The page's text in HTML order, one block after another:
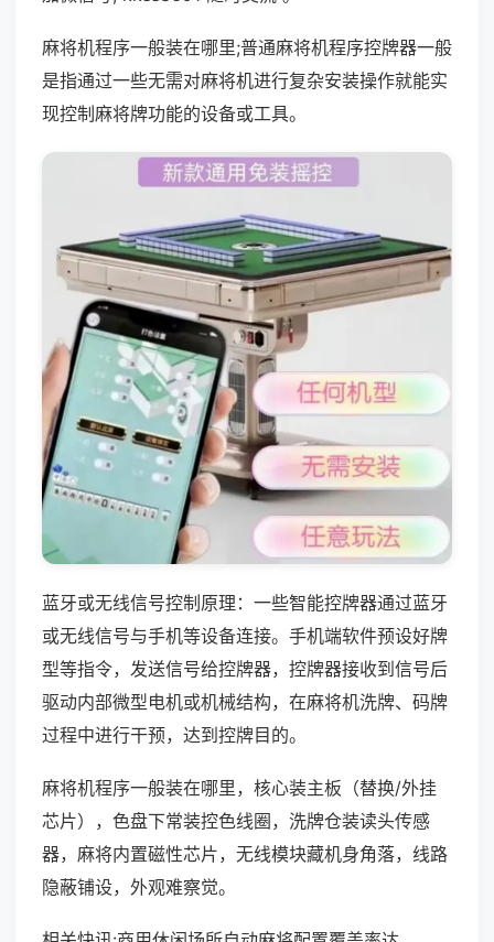
麻将机程序一般装在哪里;普通麻将机程序控牌器一般
是指通过一些无需对麻将机进行复杂安装操作就能实
现控制麻将牌功能的设备或工具。
蓝牙或无线信号控制原理：一些智能控牌器通过蓝牙
或无线信号与手机等设备连接。手机端软件预设好牌
型等指令，发送信号给控牌器，控牌器接收到信号后
驱动内部微型电机或机械结构，在麻将机洗牌、码牌
过程中进行干预，达到控牌目的。
麻将机程序一般装在哪里，核心装主板（替换/外挂
芯片），色盘下常装控色线圈，洗牌仓装读头传感
器，麻将内置磁性芯片，无线模块藏机身角落，线路
隐蔽铺设，外观难察觉。